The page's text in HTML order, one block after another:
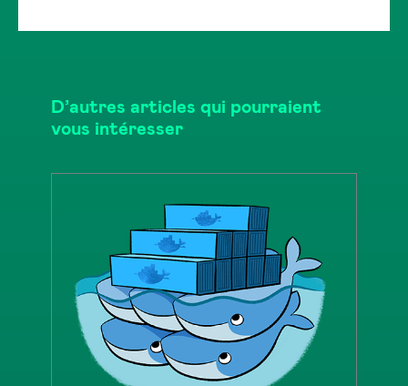
D’autres articles qui pourraient
vous intéresser